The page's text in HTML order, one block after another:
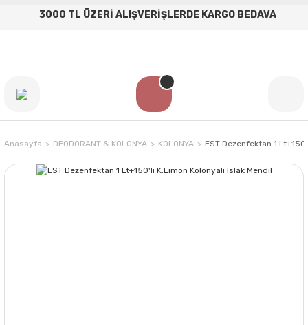
3000 TL ÜZERİ ALIŞVERİŞLERDE KARGO BEDAVA
Anasayfa DEODORANT & KOLONYA KOLONYA EST Dezenfektan 1